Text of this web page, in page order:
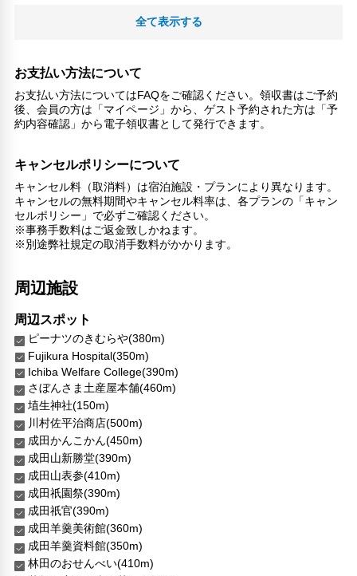
全て表示する
お支払い方法について
お支払い方法についてはFAQをご確認ください。領収書はご予約
後、会員の方は「マイページ」から、ゲスト予約された方は「予
約内容確認」から電子領収書として発行できます。
キャンセルポリシーについて
キャンセル料（取消料）は宿泊施設・プランにより異なります。
キャンセルの無料期間やキャンセル料率は、各プランの「キャン
セルポリシー」で必ずご確認ください。
※事務手数料はご返金致しかねます。
※別途弊社規定の取消手数料がかかります。
周辺施設
周辺スポット
ピーナツのきむらや(380m)
Fujikura Hospital(350m)
Ichiba Welfare College(390m)
さぼんさま土産屋本舗(460m)
埴生神社(150m)
川村佐平治商店(500m)
成田かんこかん(450m)
成田山新勝堂(390m)
成田山表参(410m)
成田祇園祭(390m)
成田祇官(390m)
成田羊羹美術館(360m)
成田羊羹資料館(350m)
林田のおせんべい(410m)